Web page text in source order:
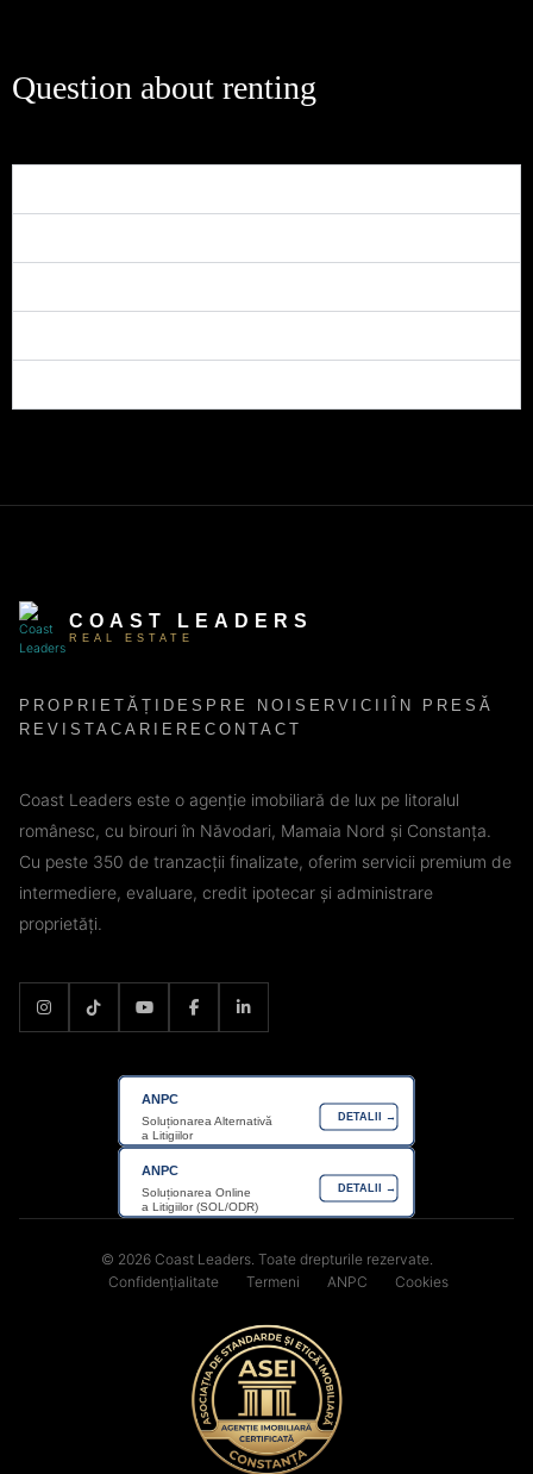
Question about renting
COAST LEADERS
REAL ESTATE
PROPRIETĂȚI DESPRE NOI SERVICII
ÎN PRESĂ
REVISTA CARIERE CONTACT
Coast Leaders este o agenție imobiliară de lux pe litoralul
românesc, cu birouri în Năvodari, Mamaia Nord și Constanța.
Cu peste 350 de tranzacții finalizate, oferim servicii premium de
intermediere, evaluare, credit ipotecar și administrare
proprietăți.
ANPC
Soluționarea Alternativă
a Litigiilor
DETALII →
ANPC
Soluționarea Online
a Litigiilor (SOL/ODR)
DETALII →
© 2026 Coast Leaders. Toate drepturile rezervate.
Confidențialitate
Termeni ANPC Cookies